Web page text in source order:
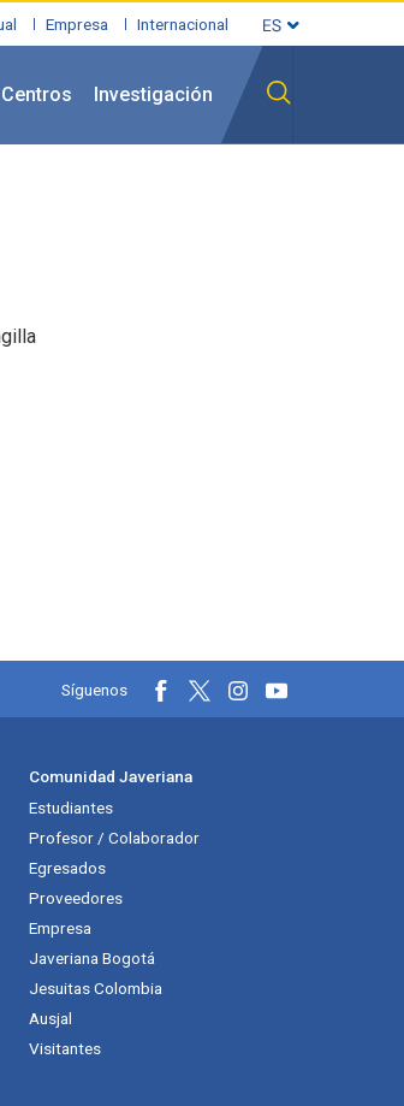
Empresa Internacional
Centros Investigación
y redes
Síguenos
Comunidad Javeriana
Estudiantes
Profesor / Colaborador
Egresados
Proveedores
Empresa
Javeriana Bogotá
Jesuitas Colombia
Ausjal
Visitantes